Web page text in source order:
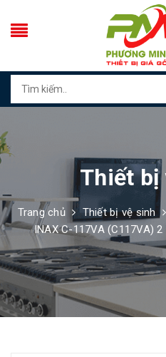
Thiết bị
Trang chủ Thiết bị vệ sinh
INAX C-117VA (C117VA)